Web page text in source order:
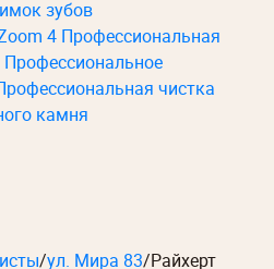
зубов
4 Профессиональная
Профессиональное
чистка
камня
/ул. Мира 83/Райхерт